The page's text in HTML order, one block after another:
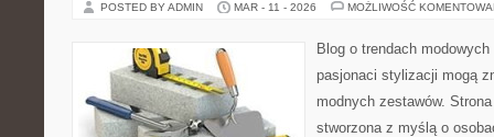
POSTED BY ADMIN MAR - 11 - 2026 MOŻLIWOŚĆ
Blog o trendach
pasjonaci stylizacji mogą
modnych zestawów.
stworzona z myślą o